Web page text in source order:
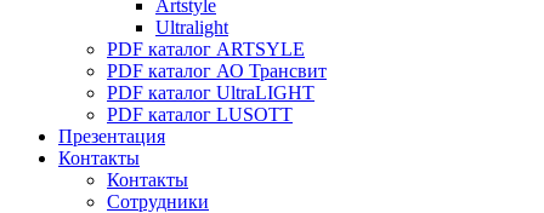
Artstyle
Ultralight
PDF каталог ARTSYLE
PDF каталог АО Трансвит
PDF каталог UltraLIGHT
PDF каталог LUSOTT
Презентация
Контакты
Контакты
Сотрудники